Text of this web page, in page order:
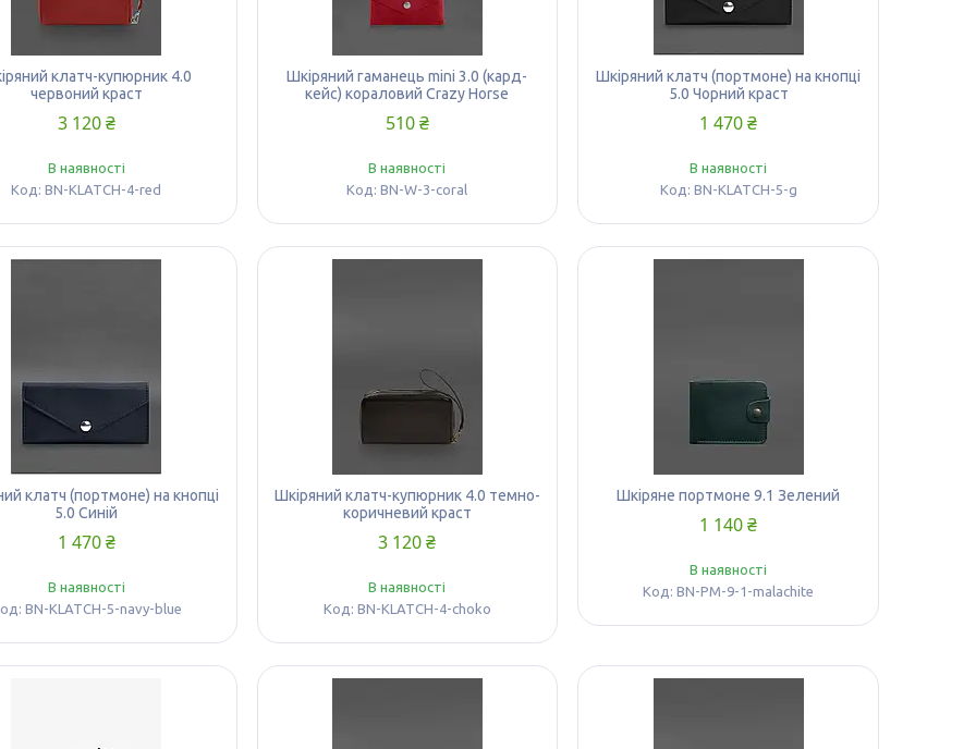
клатч-купюрник 4.0
червоний краст
3 120 ₴
В наявності
BN-KLATCH-4-red
Шкіряний гаманець mini 3.0 (кард-
кейс) кораловий Crazy Horse
510 ₴
В наявності
BN-W-3-coral
Шкіряний клатч (портмоне) на кнопці
5.0 Чорний краст
1 470 ₴
В наявності
BN-KLATCH-5-g
клатч (портмоне) на кнопці
5.0 Синій
1 470 ₴
В наявності
BN-KLATCH-5-navy-blue
Шкіряний клатч-купюрник 4.0 темно-
коричневий краст
3 120 ₴
В наявності
BN-KLATCH-4-choko
Шкіряне портмоне 9.1 Зелений
1 140 ₴
В наявності
BN-PM-9-1-malachite